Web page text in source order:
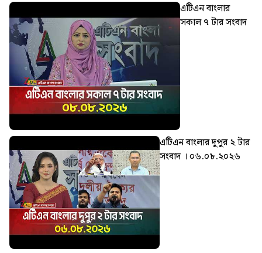
এটিএন বাংলার
সকাল ৭ টার সংবাদ
এটিএন বাংলার দুপুর ২ টার
সংবাদ । ০৬.০৮.২০২৬